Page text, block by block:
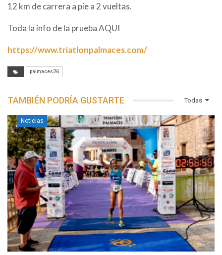
12 km de carrera a pie a 2 vueltas.
Toda la info de la prueba AQUI
https://www.triatlonpalmaces.com/
palmaces26
Todas
TAMBIÉN PODRÍA GUSTARTE
Noticias